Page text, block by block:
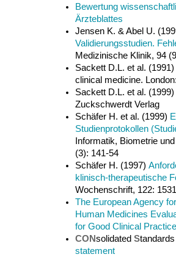
Bewertung
Ärzteblattes
Jensen K. & Abel U.
Validierungsstudien.
Medizinische Klinik, 94
Sackett D.L. et al.
clinical medicine.
Sackett D.L. et al.
Zuckschwerdt Verlag
Schäfer H. et al. (1999)
Studienprotokollen
Informatik, Biometrie
(3): 141-54
Schäfer H. (1997)
klinisch-therapeutische
Wochenschrift, 122:
The European Agency
Human Medicines
for Good Clinical
CONsolidatedS
statement